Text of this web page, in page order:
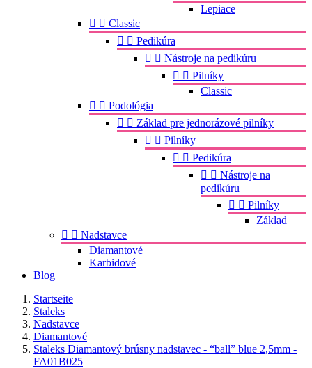
Lepiace
  Classic
  Pedikúra
  Nástroje na pedikúru
  Pilníky
Classic
  Podológia
  Základ pre jednorázové pilníky
  Pilníky
  Pedikúra
  Nástroje na
pedikúru
  Pilníky
Základ
  Nadstavce
Diamantové
Karbidové
Blog
Startseite
Staleks
Nadstavce
Diamantové
Staleks Diamantový brúsny nadstavec - “ball” blue 2,5mm -
FA01B025